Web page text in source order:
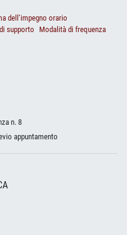
dell’impegno orario
supporto
Modalità di frequenza
n. 8
appuntamento